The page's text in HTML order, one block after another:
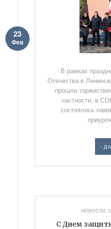
23
Фев
В рамках
Отечества в
прошли
частности, в
состоялось
-
НОВОСТИ,
C Днем